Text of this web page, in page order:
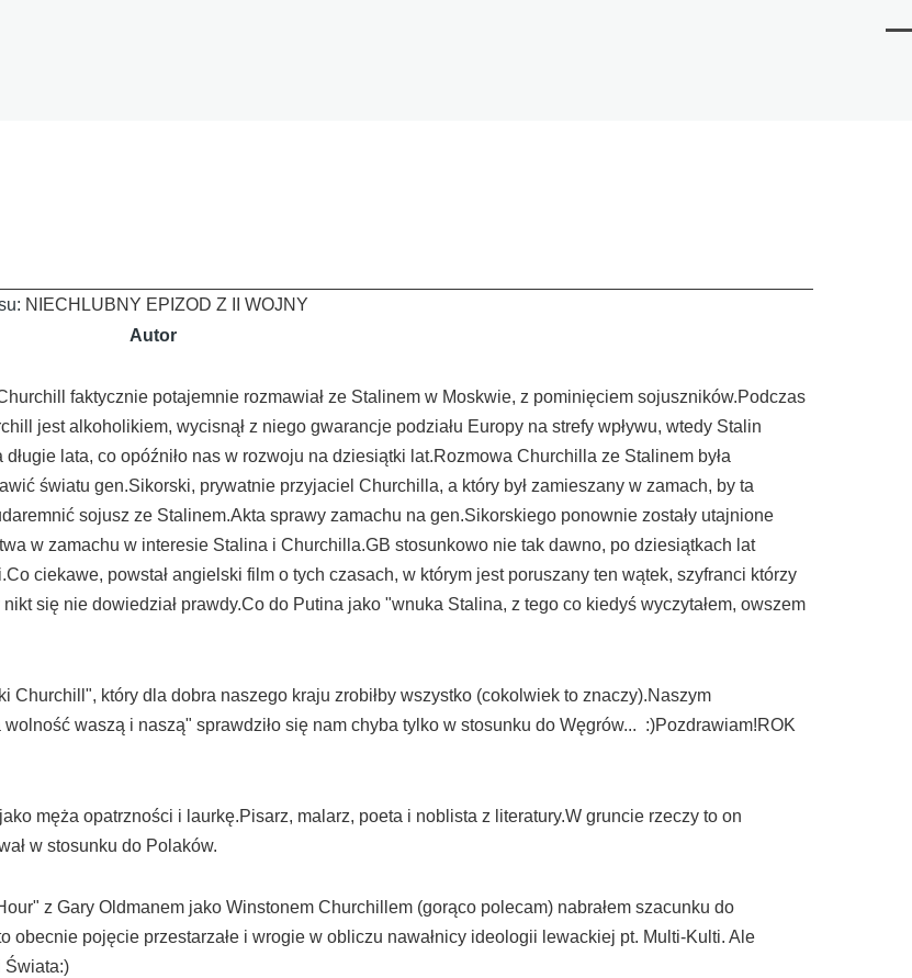
NIECHLUBNY EPIZOD Z II WOJNY
Autor
faktycznie potajemnie rozmawiał ze Stalinem w Moskwie, z pominięciem sojuszników.Podczas
jest alkoholikiem, wycisnął z niego gwarancje podziału Europy na strefy wpływu, wtedy Stalin
lata, co opóźniło nas w rozwoju na dziesiątki lat.Rozmowa Churchilla ze Stalinem była
światu gen.Sikorski, prywatnie przyjaciel Churchilla, a który był zamieszany w zamach, by ta
sojusz ze Stalinem.Akta sprawy zamachu na gen.Sikorskiego ponownie zostały utajnione
w zamachu w interesie Stalina i Churchilla.GB stosunkowo nie tak dawno, po dziesiątkach lat
ciekawe, powstał angielski film o tych czasach, w którym jest poruszany ten wątek, szyfranci którzy
się nie dowiedział prawdy.Co do Putina jako "wnuka Stalina, z tego co kiedyś wyczytałem, owszem
Churchill", który dla dobra naszego kraju zrobiłby wszystko (cokolwiek to znaczy).Naszym
waszą i naszą" sprawdziło się nam chyba tylko w stosunku do Węgrów... :)Pozdrawiam!ROK
męża opatrzności i laurkę.Pisarz, malarz, poeta i noblista z literatury.W gruncie rzeczy to on
w stosunku do Polaków.
z Gary Oldmanem jako Winstonem Churchillem (gorąco polecam) nabrałem szacunku do
obecnie pojęcie przestarzałe i wrogie w obliczu nawałnicy ideologii lewackiej pt. Multi-Kulti. Ale
Świata:)